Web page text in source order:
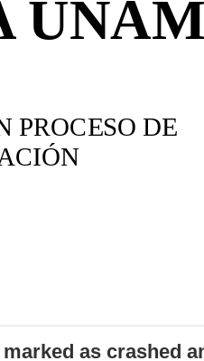
as crashed